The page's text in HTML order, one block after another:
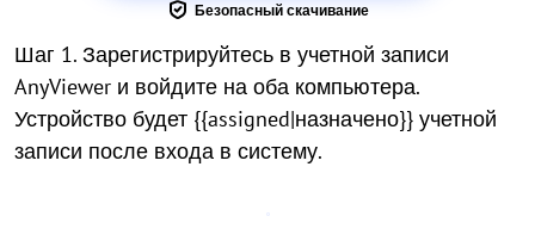
Безопасный скачивание
Шаг 1. Зарегистрируйтесь в учетной записи
AnyViewer и войдите на оба компьютера.
Устройство будет {{assigned|назначено}} учетной
записи после входа в систему.